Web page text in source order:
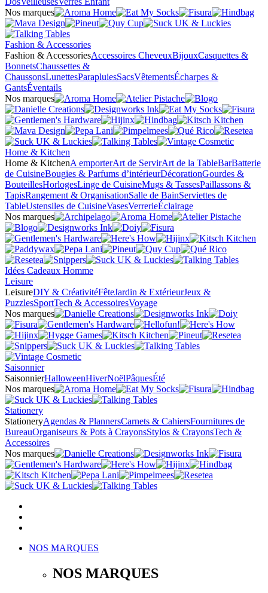
Nos marques
Fashion & Accessories
Fashion & AccessoriesAccessoires CheveuxBijouxCasquettes &
BonnetsChaussettes &
ChaussonsLunettesParapluiesSacsVêtementsÉcharpes &
GantsÉventails
Nos marques
Home & Kitchen
Home & KitchenA emporterArt de ServirArt de la TableBarBatterie
de CuisineBougies & Parfums d’intérieurDécorationGourdes &
BouteillesHorlogesLinge de CuisineMugs & TassesPaillassons &
TapisRangement & OrganisationSalle de BainServiettes de
TableUstensiles de CuisineVasesVerrerieÉclairage
Nos marques
Idées Cadeaux Homme
Leisure
LeisureDIY & CréativitéFêteJardin & ExtérieurJeux &
PuzzlesSportTech & AccessoiresVoyage
Nos marques
Saisonnier
SaisonnierHalloweenHiverNoëlPâquesÉté
Nos marques
Stationery
StationeryAgendas & PlannersCarnets & CahiersFournitures de
BureauOrganiseurs & Pots à CrayonsStylos & CrayonsTech &
Accessoires
Nos marques
NOS MARQUES
NOS MARQUES